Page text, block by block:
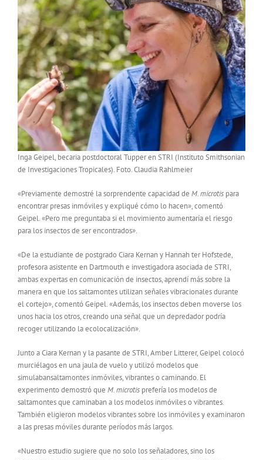
Inga Geipel, becaria postdoctoral Tupper en STRI (Instituto Smithsonian
de Investigaciones Tropicales). Foto. Claudia Rahlmeier
«Previamente demostré la sorprendente capacidad de M. microtis para
encontrar presas inmóviles y expliqué cómo lo hacen», comentó
Geipel. «Pero me preguntaba si el movimiento aumentaría el riesgo
para los insectos de ser encontrados».
«De la estudiante de postgrado Ciara Kernan y Hannah ter Hofstede,
profesora asistente en Dartmouth e investigadora asociada de STRI,
ambas expertas en comunicación de insectos, aprendí más sobre la
manera en que los saltamontes utilizan señales vibracionales durante
el cortejo», comentó Geipel. «Además, los insectos deben moverse los
unos hacia los otros, creando una señal que un depredador podría
recoger utilizando la ecolocalización».
Junto a Ciara Kernan y la pasante de STRI, Amber Litterer, Geipel colocó
murciélagos en una jaula de vuelo y utilizó modelos que
simulabansaltamontes inmóviles, vibrantes o caminando. El
experimento demostró que M. microtis prefería los modelos de
saltamontes que caminaban a los modelos inmóviles o vibrantes.
También eligieron modelos vibrantes sobre los inmóviles y examinaron
a las presas móviles durante períodos más largos.
«Nuestro estudio sugiere que no solo los señaladores, sino los